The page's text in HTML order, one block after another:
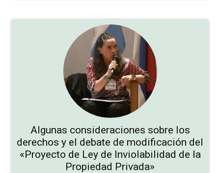
Algunas consideraciones sobre los
derechos y el debate de modificación del
«Proyecto de Ley de Inviolabilidad de la
Propiedad Privada»